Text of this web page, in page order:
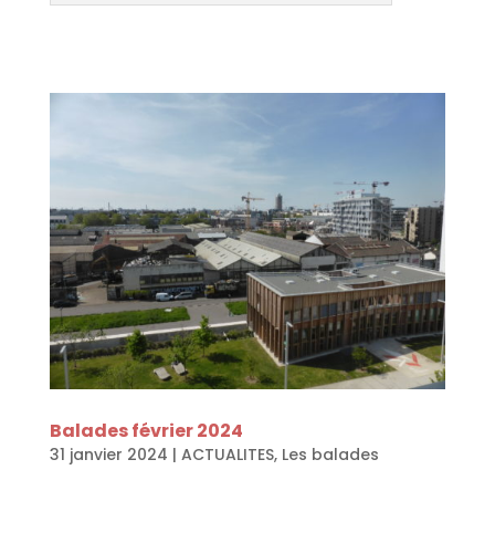
Balades février 2024
31 janvier 2024 | ACTUALITES, Les balades